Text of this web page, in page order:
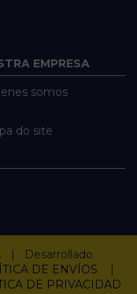
EMPRESA
somos
do site
| Desarrollado
DE ENVÍOS
|
DE PRIVACIDAD